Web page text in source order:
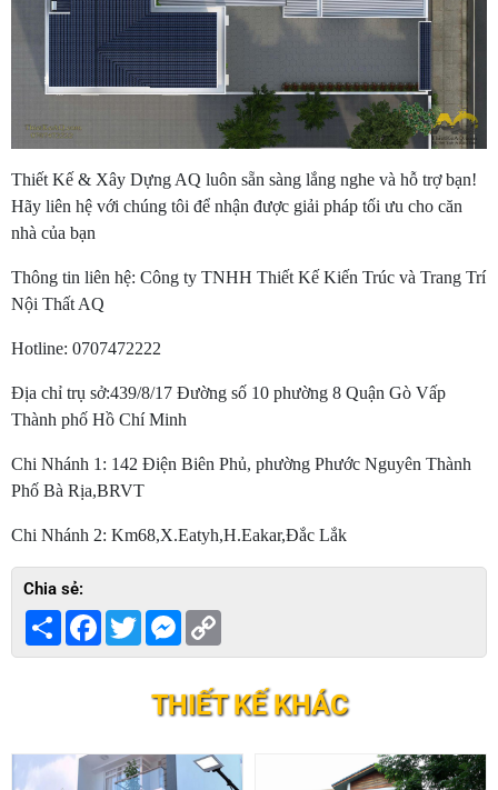
Thiết Kế & Xây Dựng AQ luôn sẵn sàng lắng nghe và hỗ trợ bạn!
Hãy liên hệ với chúng tôi để nhận được giải pháp tối ưu cho căn
nhà của bạn
Thông tin liên hệ: Công ty TNHH Thiết Kế Kiến Trúc và Trang Trí
Nội Thất AQ
Hotline: 0707472222
Địa chỉ trụ sở:439/8/17 Đường số 10 phường 8 Quận Gò Vấp
Thành phố Hồ Chí Minh
Chi Nhánh 1: 142 Điện Biên Phủ, phường Phước Nguyên Thành
Phố Bà Rịa,BRVT
Chi Nhánh 2: Km68,X.Eatyh,H.Eakar,Đắc Lắk
Chia sẻ:
Share Facebook
TwitterMessenger
THIẾT KẾ KHÁC